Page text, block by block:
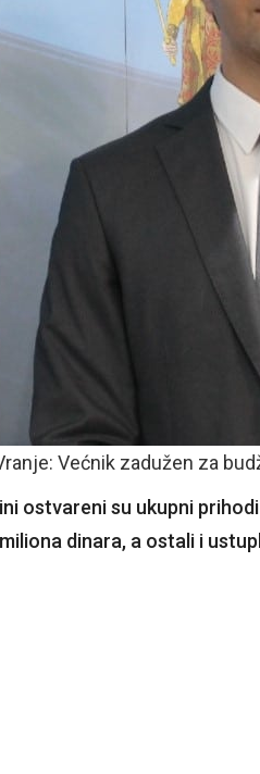
Većnik zadužen za
ostvareni su ukupni
dinara, a ostali i